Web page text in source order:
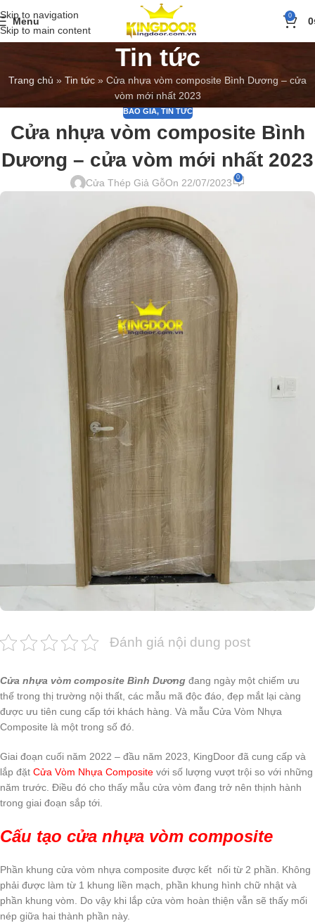
Skip to navigation
Skip to main content
Menu 0 0
Tin tức
Trang chủ » Tin tức » Cửa nhựa vòm composite Bình Dương – cửa
vòm mới nhất 2023
BÁO GIÁ, TIN TỨC
Cửa nhựa vòm composite Bình
Dương – cửa vòm mới nhất 2023
Cửa Thép Giả GỗOn 22/07/2023 0
Đánh giá nội dung post
Cửa nhựa vòm composite Bình Dương đang ngày một chiếm ưu
thế trong thị trường nội thất, các mẫu mã độc đáo, đẹp mắt lại càng
được ưu tiên cung cấp tới khách hàng. Và mẫu Cửa Vòm Nhựa
Composite là một trong số đó.
Giai đoạn cuối năm 2022 – đầu năm 2023, KingDoor đã cung cấp và
lắp đặt Cửa Vòm Nhựa Composite với số lượng vượt trội so với những
năm trước. Điều đó cho thấy mẫu cửa vòm đang trở nên thịnh hành
trong giai đoạn sắp tới.
Cấu tạo cửa nhựa vòm composite
Phần khung cửa vòm nhựa composite được kết nối từ 2 phần. Không
phải được làm từ 1 khung liền mạch, phần khung hình chữ nhật và
phần khung vòm. Do vậy khi lắp cửa vòm hoàn thiện vẫn sẽ thấy mối
nép giữa hai thành phần này.